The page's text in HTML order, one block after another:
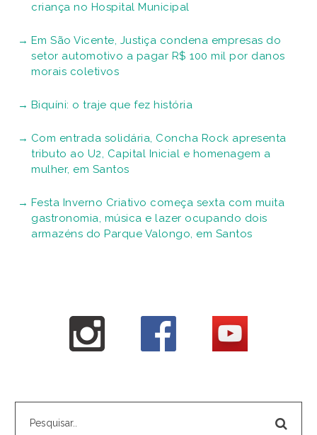
criança no Hospital Municipal
Em São Vicente, Justiça condena empresas do
setor automotivo a pagar R$ 100 mil por danos
morais coletivos
Biquíni: o traje que fez história
Com entrada solidária, Concha Rock apresenta
tributo ao U2, Capital Inicial e homenagem a
mulher, em Santos
Festa Inverno Criativo começa sexta com muita
gastronomia, música e lazer ocupando dois
armazéns do Parque Valongo, em Santos